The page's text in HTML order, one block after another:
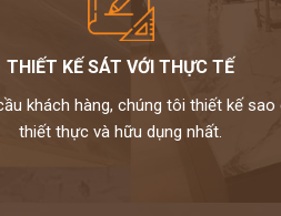
THIẾT KẾ SÁT VỚI THỰC TẾ
khách hàng, chúng tôi thiết kế sao
thiết thực và hữu dụng nhất.